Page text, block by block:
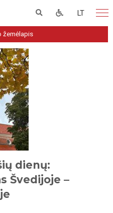
LT
žemėlapis
dienų:
Švedijoje –